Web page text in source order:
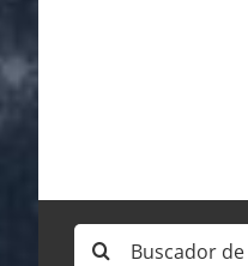
Buscar: